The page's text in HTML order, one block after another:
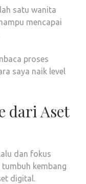
satu wanita
mencapai
proses
saya naik level
dari Aset
dan fokus
kembang
digital.